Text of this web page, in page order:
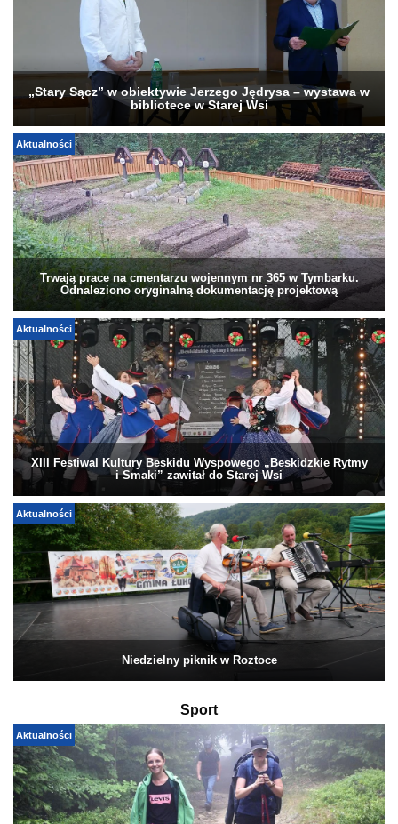
„Stary Sącz” w obiektywie Jerzego Jędrysa – wystawa w
bibliotece w Starej Wsi
Aktualności
Trwają prace na cmentarzu wojennym nr 365 w Tymbarku.
Odnaleziono oryginalną dokumentację projektową
Aktualności
XIII Festiwal Kultury Beskidu Wyspowego „Beskidzkie Rytmy
i Smaki” zawitał do Starej Wsi
Aktualności
Niedzielny piknik w Roztoce
Sport
Aktualności